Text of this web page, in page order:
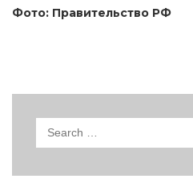
Фото: Правительство РФ
Search